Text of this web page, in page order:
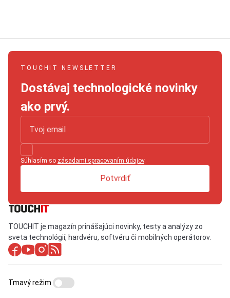
TOUCHIT NEWSLETTER
Dostávaj technologické novinky
ako prvý.
Súhlasím so zásadami spracovaním údajov.
Potvrdiť
TOUCHIT je magazín prinášajúci novinky, testy a analýzy zo
sveta technológií, hardvéru, softvéru či mobilných operátorov.
Tmavý režim